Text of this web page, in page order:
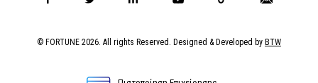
© FORTUNE 2026. All rights Reserved. Designed & Developed by BTW